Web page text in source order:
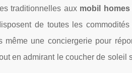
traditionnelles aux mobil
de toutes les
une conciergerie pour
en admirant le coucher de soleil